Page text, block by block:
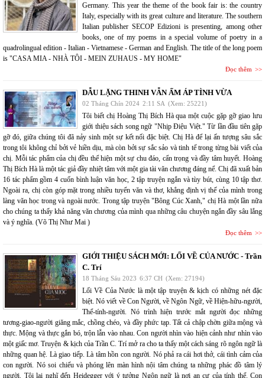
Germany. This year the theme of the book fair is: the country
Italy, especially with its great culture and literature. The southern
Italian publisher SECOP Edizioni is presenting, among other
books, one of my poems in a special volume of poetry in a
quadrolingual edition - Italian - Vietnamese - German and English. The title of the long poem
is "CASA MIA - NHÀ TÔI - MEIN ZUHAUS - MY HOME"
Đọc thêm
DẪU LẶNG THINH VẪN ẤM ÁP TÌNH VỪA
02 Tháng Chín 2024 2:11 SA (Xem: 25221)
Tôi biết chị Hoàng Thị Bích Hà qua một cuộc gặp gỡ giao lưu
giới thiệu sách song ngữ "Nhịp Điệu Việt." Từ lần đầu tiên gặp
gỡ đó, giữa chúng tôi đã nảy sinh một sự kết nối đặc biệt. Chị Hà để lại ấn tượng sâu sắc
trong tôi không chỉ bởi vẻ hiền dịu, mà còn bởi sự sắc sảo và tinh tế trong từng bài viết của
chị. Mỗi tác phẩm của chị đều thể hiện một sự chu đáo, cẩn trọng và đầy tâm huyết. Hoàng
Thị Bích Hà là một tác giả đầy nhiệt tâm với một gia tài văn chương đáng nể. Chị đã xuất bản
16 tác phẩm gồm 4 cuốn bình luận văn học, 2 tập truyện ngắn và tùy bút, cùng 10 tập thơ.
Ngoài ra, chị còn góp mặt trong nhiều tuyển văn và thơ, khẳng định vị thế của mình trong
làng văn học trong và ngoài nước. Trong tập truyện "Bông Cúc Xanh," chị Hà một lần nữa
cho chúng ta thấy khả năng văn chương của mình qua những câu chuyện ngắn đầy sâu lắng
và ý nghĩa. (Võ Thị Như Mai )
Đọc thêm
GIỚI THIỆU SÁCH MỚI: LỐI VỀ CỦA NƯỚC - Trần
C. Trí
18 Tháng Sáu 2023 6:37 CH (Xem: 27194)
Lối Về Của Nước là một tập truyện & kịch có những nét đặc
biệt. Nó viết về Con Người, về Ngôn Ngữ, về Hiện-hữu-người,
Thể-tính-người. Nó trình hiện trước mắt người đọc những
tương-giao-người giăng mắc, chồng chéo, và đầy phức tạp. Tất cả chập chờn giữa mộng và
thực. Mộng và thực gắn bó, trộn lẫn vào nhau. Con người nhìn vào hiện cảnh như nhìn vào
một giấc mơ. Truyện & kịch của Trần C. Trí mở ra cho ta thấy một cách sáng rõ ngôn ngữ là
những quan hệ. Là giao tiếp. Là tâm hồn con người. Nó phả ra cái hơi thở, cái tình cảm của
con người. Nó soi chiếu và phóng lên màn hình nội tâm chúng ta những phác đồ tâm lý
người. Tôi lại nghĩ đến Heidegger với ý tưởng Ngôn ngữ là nơi an cư của tính thể. Con